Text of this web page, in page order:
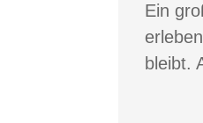
Ein
bleibt.